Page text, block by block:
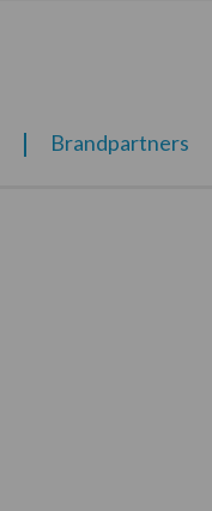
Brandpartners